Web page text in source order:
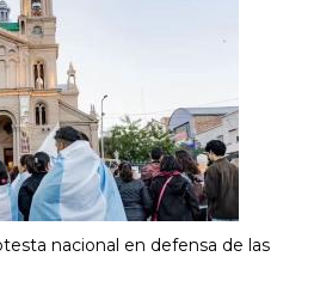
nacional en defensa de las